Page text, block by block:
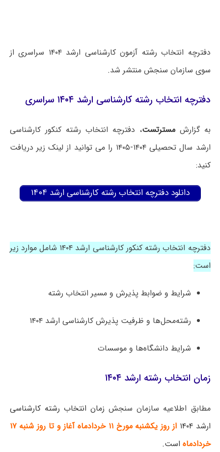
دفترچه انتخاب رشته آزمون کارشناسی ارشد ۱۴۰۴ سراسری از
سوی سازمان سنجش منتشر شد.
دفترچه انتخاب رشته کارشناسی ارشد ۱۴۰۴ سراسری
به گزارشمسترتست، دفترچه انتخاب رشته کنکور کارشناسی
ارشد سال تحصیلی ۱۴۰۴-۱۴۰۵ را می توانید از لینک زیر دریافت
کنید:
دانلود دفترچه انتخاب رشته کارشناسی ارشد ۱۴۰۴
دفترچه انتخاب رشته کنکور کارشناسی ارشد ۱۴۰۴ شامل موارد زیر
است:
شرایط و ضوابط پذیرش و مسیر انتخاب رشته
رشته‌محل‌ها و ظرفیت پذیرش کارشناسی ارشد ۱۴۰۴
شرایط دانشگاه‌ها و موسسات
زمان انتخاب رشته ارشد ۱۴۰۴
مطابق اطلاعیه سازمان سنجش زمان انتخاب رشته کارشناسی
ارشد ۱۴۰۴
از روز یکشنبه مورخ ۱۱ خردادماه آغاز و تا روز شنبه ۱۷
خردادماه است.